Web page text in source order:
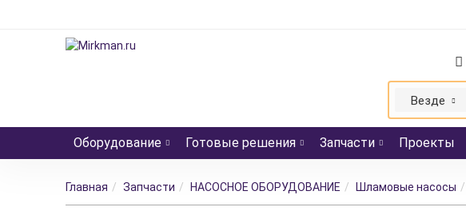
Везде
Оборудование Готовые решения Запчасти Проекты
Главная Запчасти НАСОСНОЕ ОБОРУДОВАНИЕ Шламовые насосы